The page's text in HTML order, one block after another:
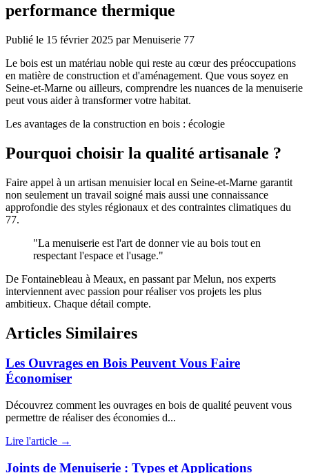
performance thermique
Publié le 15 février 2025 par Menuiserie 77
Le bois est un matériau noble qui reste au cœur des préoccupations
en matière de construction et d'aménagement. Que vous soyez en
Seine-et-Marne ou ailleurs, comprendre les nuances de la menuiserie
peut vous aider à transformer votre habitat.
Les avantages de la construction en bois : écologie
Pourquoi choisir la qualité artisanale ?
Faire appel à un artisan menuisier local en Seine-et-Marne garantit
non seulement un travail soigné mais aussi une connaissance
approfondie des styles régionaux et des contraintes climatiques du
77.
"La menuiserie est l'art de donner vie au bois tout en
respectant l'espace et l'usage."
De Fontainebleau à Meaux, en passant par Melun, nos experts
interviennent avec passion pour réaliser vos projets les plus
ambitieux. Chaque détail compte.
Articles Similaires
Les Ouvrages en Bois Peuvent Vous Faire
Économiser
Découvrez comment les ouvrages en bois de qualité peuvent vous
permettre de réaliser des économies d...
Lire l'article →
Joints de Menuiserie : Types et Applications